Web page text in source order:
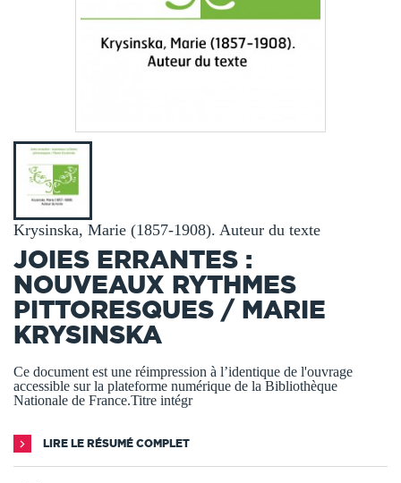
Krysinska, Marie (1857-1908). Auteur du texte
JOIES ERRANTES :
NOUVEAUX RYTHMES
PITTORESQUES / MARIE
KRYSINSKA
Ce document est une réimpression à l’identique de l'ouvrage
accessible sur la plateforme numérique de la Bibliothèque
Nationale de France.Titre intégr
LIRE LE RÉSUMÉ COMPLET